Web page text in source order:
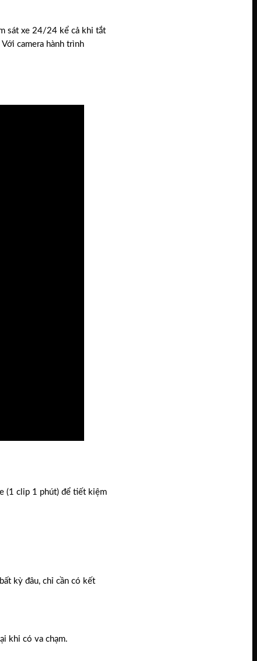
sát xe 24/24 kể cả khi tắt
camera hành trình
(1 clip 1 phút) để tiết kiệm
kỳ đâu, chỉ cần có kết
khi có va chạm.